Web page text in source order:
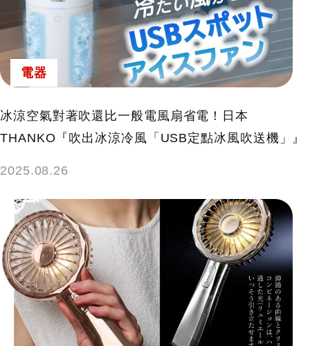
電器
冰涼空氣對著吹還比一般電風扇省電！日本
THANKO『吹出冰涼冷風「USB定點冰風吹送機」』
2025.08.26